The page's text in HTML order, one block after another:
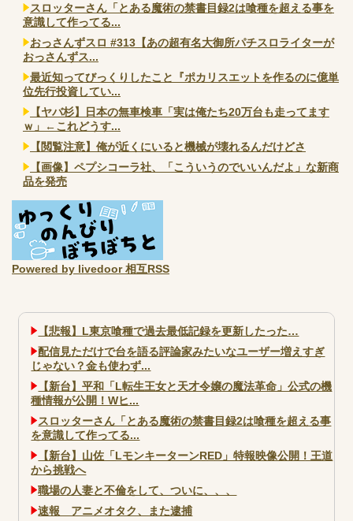
スロッターさん「とある魔術の禁書目録2は喰種を超える事を
意識して作ってる...
おっさんずスロ #313【あの超有名大御所パチスロライターが
おっさんずス...
最近知ってびっくりしたこと『ポカリスエットを作るのに億単
位先行投資してい...
【ヤバ杉】日本の無車検車「実は俺たち20万台も走ってます
ｗ」←これどうす...
【閲覧注意】俺が近くにいると機械が壊れるんだけどさ
【画像】ペプシコーラ社、「こういうのでいいんだよ」な新商
品を発売
Powered by livedoor 相互RSS
【悲報】L東京喰種で過去最低記録を更新したった…
配信見ただけで台を語る評論家みたいなユーザー増えすぎ
じゃない？金も使わず...
【新台】平和「L転生王女と天才令嬢の魔法革命」公式の機
種情報が公開！Wヒ...
スロッターさん「とある魔術の禁書目録2は喰種を超える事
を意識して作ってる...
【新台】山佐「LモンキーターンRED」特報映像公開！王道
から挑戦へ
職場の人妻と不倫をして、ついに、、、
速報 アニメオタク、また逮捕